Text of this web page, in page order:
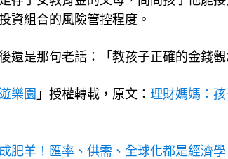
資組合的風險管控程度。
還是那句老話：「教孩子正確的金錢
樂園 」授權轉載，原文： 理財媽媽：
肥羊！匯率、供需、全球化都是經濟